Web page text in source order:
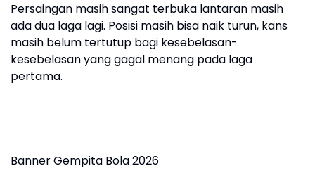
Persaingan masih sangat terbuka lantaran masih
ada dua laga lagi. Posisi masih bisa naik turun, kans
masih belum tertutup bagi kesebelasan-
kesebelasan yang gagal menang pada laga
pertama.
Banner Gempita Bola 2026